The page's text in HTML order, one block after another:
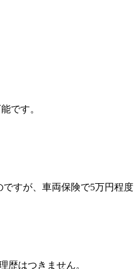
です。
すが、車両保険で5万円程度
歴はつきません。